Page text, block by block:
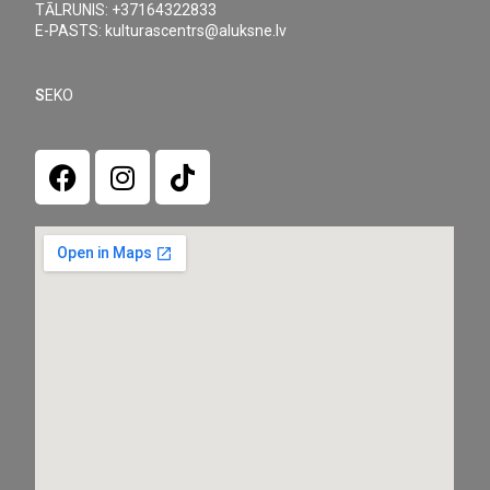
TĀLRUNIS: +37164322833
E-PASTS: kulturascentrs@aluksne.lv
SEKO